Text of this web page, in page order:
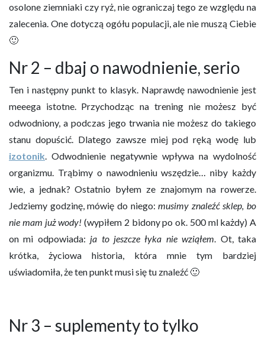
osolone ziemniaki czy ryż, nie ograniczaj tego ze względu na
zalecenia. One dotyczą ogółu populacji, ale nie muszą Ciebie
🙂
Nr 2 – dbaj o nawodnienie, serio
Ten i następny punkt to klasyk. Naprawdę nawodnienie jest
meeega istotne. Przychodząc na trening nie możesz być
odwodniony, a podczas jego trwania nie możesz do takiego
stanu dopuścić. Dlatego zawsze miej pod ręką wodę lub
izotonik. Odwodnienie negatywnie wpływa na wydolność
organizmu. Trąbimy o nawodnieniu wszędzie… niby każdy
wie, a jednak? Ostatnio byłem ze znajomym na rowerze.
Jedziemy godzinę, mówię do niego:musimy znaleźć sklep, bo
nie mam już wody! (wypiłem 2 bidony po ok. 500 ml każdy) A
on mi odpowiada: ja to jeszcze łyka nie wziąłem. Ot, taka
krótka, życiowa historia, która mnie tym bardziej
uświadomiła, że ten punkt musi się tu znaleźć 🙂
Nr 3 – suplementy to tylko